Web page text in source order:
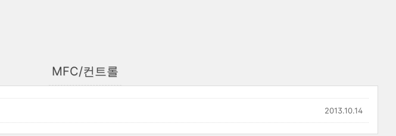
MFC/컨트롤
2013.10.14